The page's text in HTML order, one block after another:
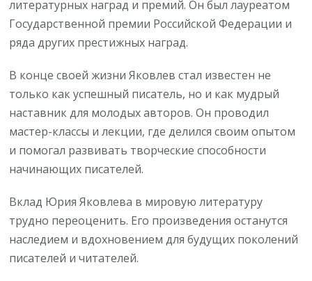
литературных наград и премий. Он был лауреатом
Государственной премии Российской Федерации и
ряда других престижных наград.
В конце своей жизни Яковлев стал известен не
только как успешный писатель, но и как мудрый
наставник для молодых авторов. Он проводил
мастер-классы и лекции, где делился своим опытом
и помогал развивать творческие способности
начинающих писателей.
Вклад Юрия Яковлева в мировую литературу
трудно переоценить. Его произведения останутся
наследием и вдохновением для будущих поколений
писателей и читателей.